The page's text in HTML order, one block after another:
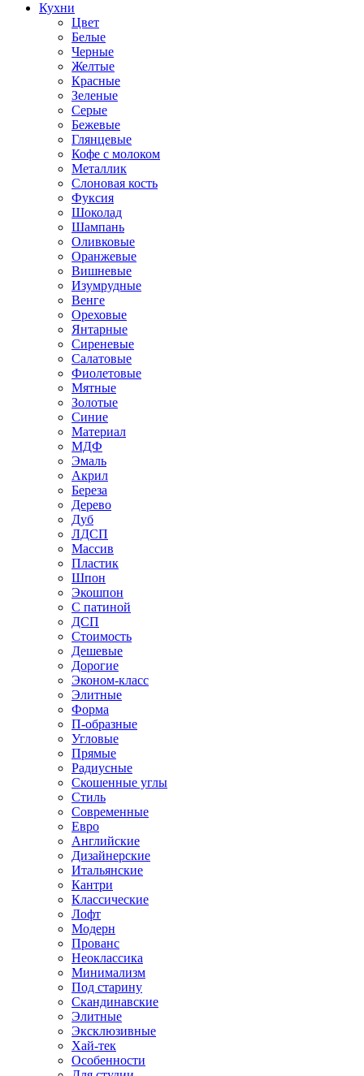
Кухни
Цвет
Белые
Черные
Желтые
Красные
Зеленые
Серые
Бежевые
Глянцевые
Кофе с молоком
Металлик
Слоновая кость
Фуксия
Шоколад
Шампань
Оливковые
Оранжевые
Вишневые
Изумрудные
Венге
Ореховые
Янтарные
Сиреневые
Салатовые
Фиолетовые
Мятные
Золотые
Синие
Материал
МДФ
Эмаль
Акрил
Береза
Дерево
Дуб
ЛДСП
Массив
Пластик
Шпон
Экошпон
С патиной
ДСП
Стоимость
Дешевые
Дорогие
Эконом-класс
Элитные
Форма
П-образные
Угловые
Прямые
Радиусные
Скошенные углы
Стиль
Современные
Евро
Английские
Дизайнерские
Итальянские
Кантри
Классические
Лофт
Модерн
Прованс
Неоклассика
Минимализм
Под старину
Скандинавские
Элитные
Эксклюзивные
Хай-тек
Особенности